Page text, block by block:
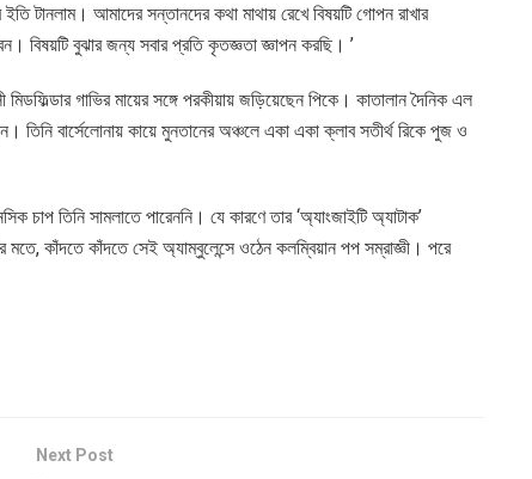
টানলাম। আমাদের সন্তানদের কথা মাথায় রেখে বিষয়টি গোপন রাখার
বিষয়টি বুঝার জন্য সবার প্রতি কৃতজ্ঞতা জ্ঞাপন করছি। ’
গাভির মায়ের সঙ্গে পরকীয়ায় জড়িয়েছেন পিকে। কাতালান দৈনিক এল
তিনি বার্সেলোনায় কায়ে মুনতানের অঞ্চলে একা একা ক্লাব সতীর্থ রিকে পুজ ও
তিনি সামলাতে পারেননি। যে কারণে তার ‘অ্যাংজাইটি অ্যাটাক’
মতে, কাঁদতে কাঁদতে সেই অ্যাম্বুলেন্সে ওঠেন কলম্বিয়ান পপ সম্রাজ্ঞী। পরে
Next Post